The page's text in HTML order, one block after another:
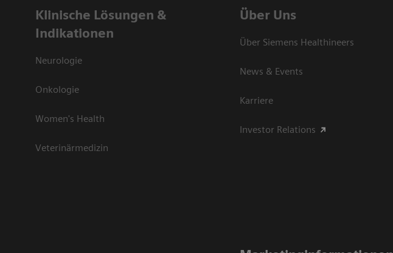
Klinische Lösungen &
Indikationen
Neurologie
Onkologie
Women's Health
Veterinärmedizin
Über Uns
Über Siemens Healthineers
News & Events
Karriere
Investor Relations